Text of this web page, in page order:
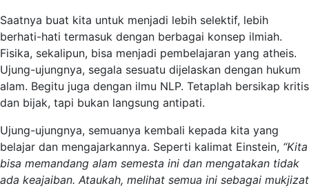
Saatnya buat kita untuk menjadi lebih selektif, lebih
berhati-hati termasuk dengan berbagai konsep ilmiah.
Fisika, sekalipun, bisa menjadi pembelajaran yang atheis.
Ujung-ujungnya, segala sesuatu dijelaskan dengan hukum
alam. Begitu juga dengan ilmu NLP. Tetaplah bersikap kritis
dan bijak, tapi bukan langsung antipati.
Ujung-ujungnya, semuanya kembali kepada kita yang
belajar dan mengajarkannya. Seperti kalimat Einstein, “Kita
bisa memandang alam semesta ini dan mengatakan tidak
ada keajaiban. Ataukah, melihat semua ini sebagai mukjizat